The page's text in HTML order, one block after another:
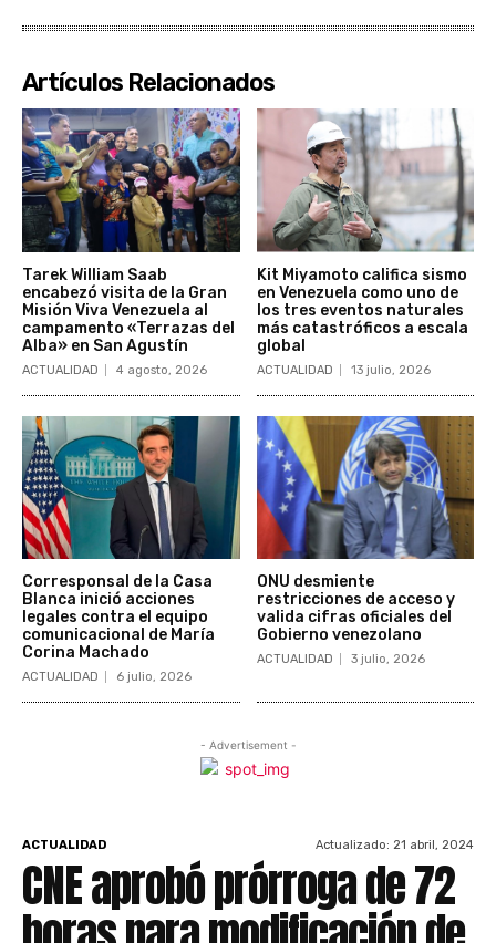
Artículos Relacionados
Tarek William Saab
encabezó visita de la Gran
Misión Viva Venezuela al
campamento «Terrazas del
Alba» en San Agustín
ACTUALIDAD 4 agosto, 2026
Kit Miyamoto califica sismo
en Venezuela como uno de
los tres eventos naturales
más catastróficos a escala
global
ACTUALIDAD 13 julio, 2026
Corresponsal de la Casa
Blanca inició acciones
legales contra el equipo
comunicacional de María
Corina Machado
ACTUALIDAD 6 julio, 2026
ONU desmiente
restricciones de acceso y
valida cifras oficiales del
Gobierno venezolano
ACTUALIDAD 3 julio, 2026
- Advertisement -